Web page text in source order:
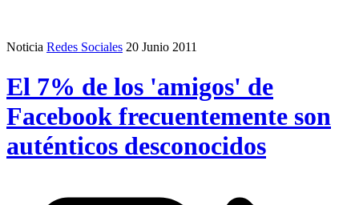
Noticia Redes Sociales 20 Junio 2011
El 7% de los 'amigos' de
Facebook frecuentemente son
auténticos desconocidos